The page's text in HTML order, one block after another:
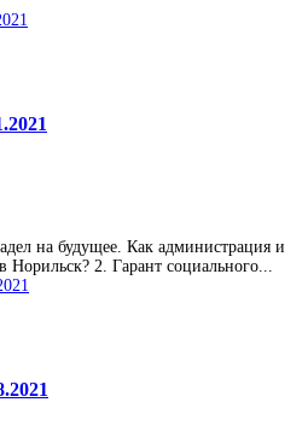
на будущее. Как администрация и
Норильск? 2. Гарант социального...